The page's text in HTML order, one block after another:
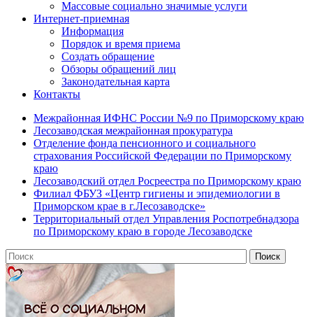
Массовые социально значимые услуги
Интернет-приемная
Информация
Порядок и время приема
Создать обращение
Обзоры обращений лиц
Законодательная карта
Контакты
Межрайонная ИФНС России №9 по Приморскому краю
Лесозаводская межрайонная прокуратура
Отделение фонда пенсионного и социального
страхования Российской Федерации по Приморскому
краю
Лесозаводский отдел Росреестра по Приморскому краю
Филиал ФБУЗ «Центр гигиены и эпидемиологии в
Приморском крае в г.Лесозаводске»
Территориальный отдел Управления Роспотребнадзора
по Приморскому краю в городе Лесозаводске